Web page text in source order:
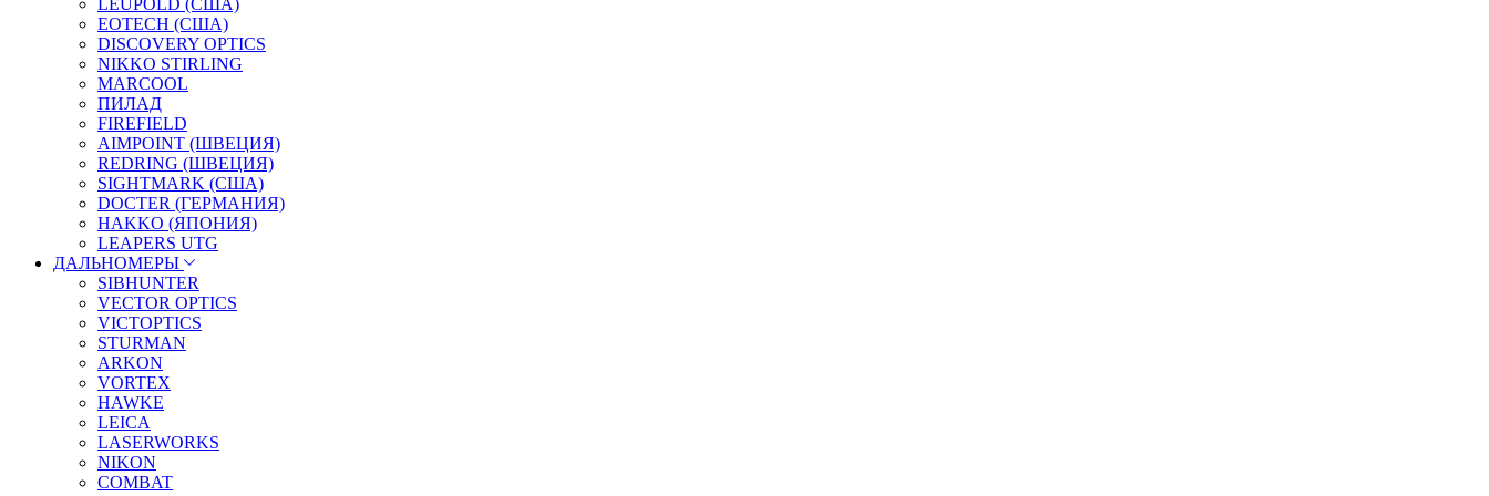
LEUPOLD (США)
EOTECH (США)
DISCOVERY OPTICS
NIKKO STIRLING
MARCOOL
ПИЛАД
FIREFIELD
AIMPOINT (ШВЕЦИЯ)
REDRING (ШВЕЦИЯ)
SIGHTMARK (США)
DOCTER (ГЕРМАНИЯ)
HAKKO (ЯПОНИЯ)
LEAPERS UTG
ДАЛЬНОМЕРЫ
SIBHUNTER
VECTOR OPTICS
VICTOPTICS
STURMAN
ARKON
VORTEX
HAWKE
LEICA
LASERWORKS
NIKON
COMBAT